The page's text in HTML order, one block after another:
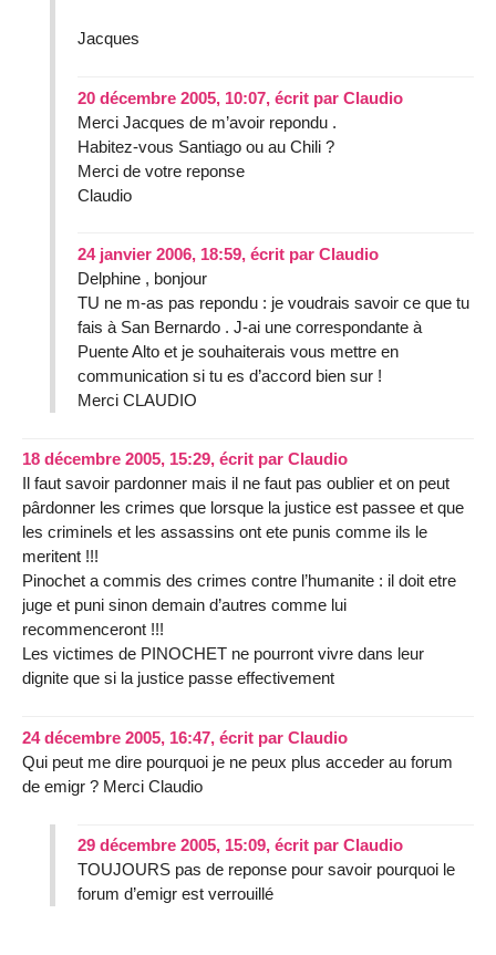
Jacques
20 décembre 2005, 10:07, écrit par Claudio
Merci Jacques de m’avoir repondu .
Habitez-vous Santiago ou au Chili ?
Merci de votre reponse
Claudio
24 janvier 2006, 18:59, écrit par Claudio
Delphine , bonjour
TU ne m-as pas repondu : je voudrais savoir ce que tu
fais à San Bernardo . J-ai une correspondante à
Puente Alto et je souhaiterais vous mettre en
communication si tu es d’accord bien sur !
Merci CLAUDIO
18 décembre 2005, 15:29, écrit par Claudio
Il faut savoir pardonner mais il ne faut pas oublier et on peut
pârdonner les crimes que lorsque la justice est passee et que
les criminels et les assassins ont ete punis comme ils le
meritent !!!
Pinochet a commis des crimes contre l’humanite : il doit etre
juge et puni sinon demain d’autres comme lui
recommenceront !!!
Les victimes de PINOCHET ne pourront vivre dans leur
dignite que si la justice passe effectivement
24 décembre 2005, 16:47, écrit par Claudio
Qui peut me dire pourquoi je ne peux plus acceder au forum
de emigr ? Merci Claudio
29 décembre 2005, 15:09, écrit par Claudio
TOUJOURS pas de reponse pour savoir pourquoi le
forum d’emigr est verrouillé